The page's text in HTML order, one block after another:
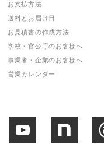
お支払方法
送料とお届け日
お見積書の作成方法
学校・官公庁のお客様へ
事業者・企業のお客様へ
営業カレンダー